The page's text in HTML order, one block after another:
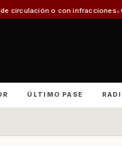
Convenio entre SAG
ÚLTIMO PASE